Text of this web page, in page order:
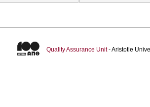
Quality Assurance Unit- Aristotle